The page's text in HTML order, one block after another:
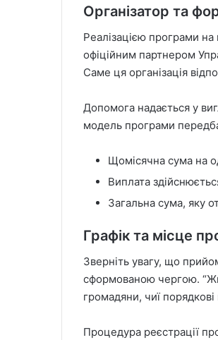
Організатор та
Реалізацією програми на
офіційним партнером
Саме ця організація
Допомога надається у
модель програми
Щомісячна сума на
Виплата
Загальна сума, яку
Графік та місце
Зверніть увагу, що
сформованою чергою.
громадяни, чиї
Процедура реєстрації